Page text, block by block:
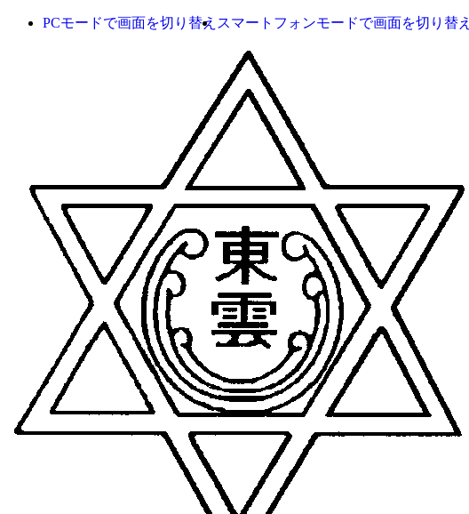
PCモードで画面を切り替え スマートフォンモードで画面を切り替え